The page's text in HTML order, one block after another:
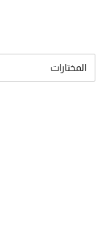
المختارات